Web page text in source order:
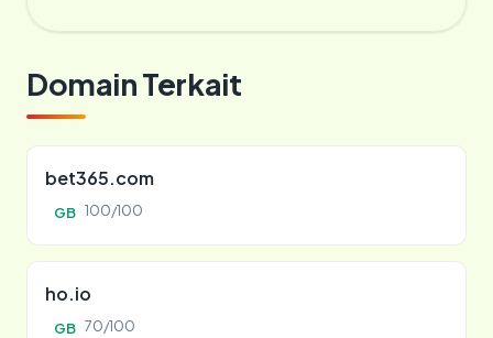
Domain Terkait
bet365.com
GB 100/100
ho.io
GB 70/100